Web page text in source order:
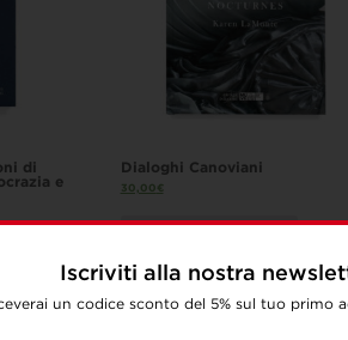
Iscriviti alla nostra
un codice sconto del 5% sul tuo primo
di
e
Dialoghi Canoviani
30,00€
Aggiungi al carrello